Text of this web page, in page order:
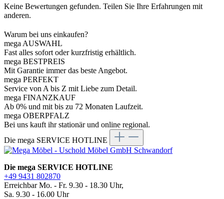
Keine Bewertungen gefunden. Teilen Sie Ihre Erfahrungen mit
anderen.
Warum bei uns einkaufen?
mega AUSWAHL
Fast alles sofort oder kurzfristig erhältlich.
mega BESTPREIS
Mit Garantie immer das beste Angebot.
mega PERFEKT
Service von A bis Z mit Liebe zum Detail.
mega FINANZKAUF
Ab 0% und mit bis zu 72 Monaten Laufzeit.
mega OBERPFALZ
Bei uns kauft ihr stationär und online regional.
Die mega SERVICE HOTLINE
Die mega SERVICE HOTLINE
+49 9431 802870
Erreichbar Mo. - Fr. 9.30 - 18.30 Uhr,
Sa. 9.30 - 16.00 Uhr